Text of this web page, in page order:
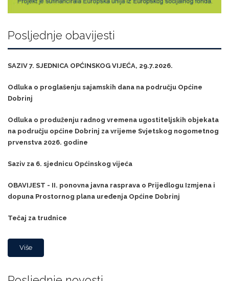
Posljednje obavijesti
SAZIV 7. SJEDNICA OPĆINSKOG VIJEĆA, 29.7.2026.
Odluka o proglašenju sajamskih dana na području Općine
Dobrinj
Odluka o produženju radnog vremena ugostiteljskih objekata
na području općine Dobrinj za vrijeme Svjetskog nogometnog
prvenstva 2026. godine
Saziv za 6. sjednicu Općinskog vijeća
OBAVIJEST - II. ponovna javna rasprava o Prijedlogu Izmjena i
dopuna Prostornog plana uređenja Općine Dobrinj
Tečaj za trudnice
Više